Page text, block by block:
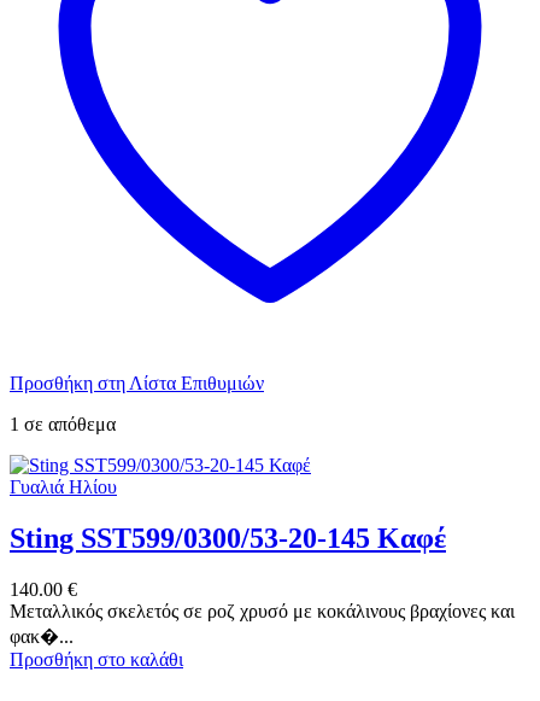
Προσθήκη στη Λίστα Επιθυμιών
1 σε απόθεμα
Γυαλιά Ηλίου
Sting SST599/0300/53-20-145 Καφέ
140.00 €
Μεταλλικός σκελετός σε ροζ χρυσό με κοκάλινους βραχίονες και
φακ�...
Προσθήκη στο καλάθι